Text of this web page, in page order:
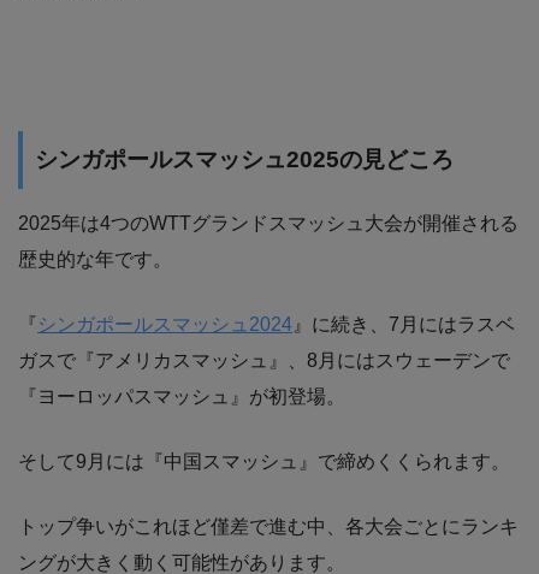
シンガポールスマッシュ2025の見どころ
2025年は4つのWTTグランドスマッシュ大会が開催される
歴史的な年です。
『 シンガポールスマッシュ2024 』に続き、7月にはラスベ
ガスで『アメリカスマッシュ』、8月にはスウェーデンで
『ヨーロッパスマッシュ』が初登場。
そして9月には『中国スマッシュ』で締めくくられます。
トップ争いがこれほど僅差で進む中、各大会ごとにランキ
ングが大きく動く可能性があります。